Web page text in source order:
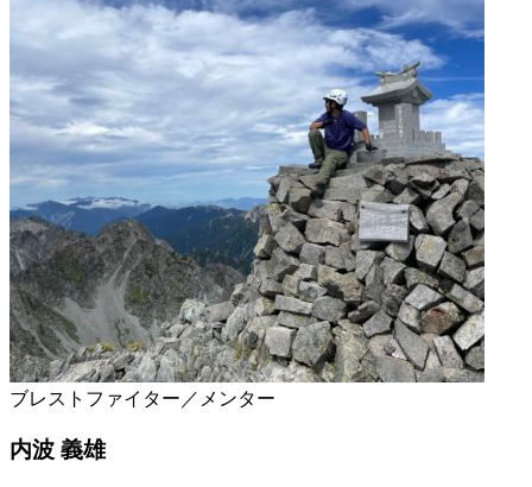
ブレストファイター／メンター
内波 義雄